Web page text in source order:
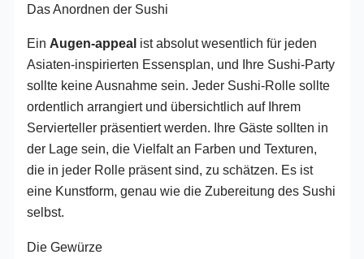
Das Anordnen der Sushi
Ein Augen-appeal ist absolut wesentlich für jeden
Asiaten-inspirierten Essensplan, und Ihre Sushi-Party
sollte keine Ausnahme sein. Jeder Sushi-Rolle sollte
ordentlich arrangiert und übersichtlich auf Ihrem
Servierteller präsentiert werden. Ihre Gäste sollten in
der Lage sein, die Vielfalt an Farben und Texturen,
die in jeder Rolle präsent sind, zu schätzen. Es ist
eine Kunstform, genau wie die Zubereitung des Sushi
selbst.
Die Gewürze